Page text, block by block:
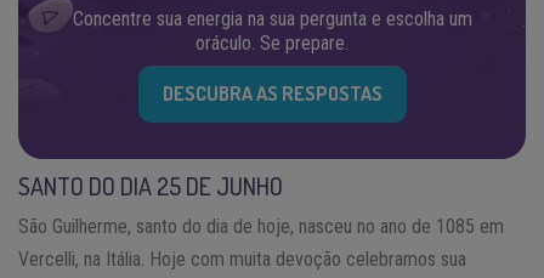
Concentre sua energia na sua pergunta e escolha um
oráculo. Se prepare.
DESCUBRA AS RESPOSTAS
SANTO DO DIA 25 DE JUNHO
São Guilherme, santo do dia de hoje, nasceu no ano de 1085 em
Vercelli, na Itália. Hoje com muita devoção celebramos sua